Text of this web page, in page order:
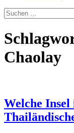
Suchen
nach:
Chaolay
Welche Insel